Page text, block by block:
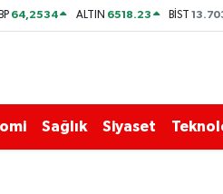
64,2534 ALTIN 6518.23 BİST
Sağlık Siyaset